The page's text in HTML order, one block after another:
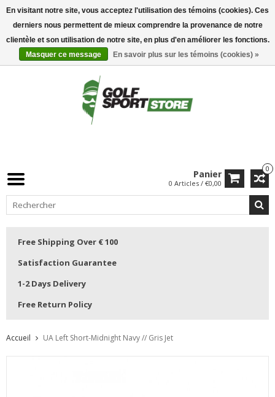
0
Panier
0 Articles / €0,00
Free Shipping Over € 100
Satisfaction Guarantee
1-2 Days Delivery
Free Return Policy
Accueil UA Left Short-Midnight Navy // Gris Jet
En visitant notre site, vous acceptez l'utilisation des témoins (cookies). Ces
derniers nous permettent de mieux comprendre la provenance de notre
clientèle et son utilisation de notre site, en plus d'en améliorer les fonctions.
Masquer ce message
En savoir plus sur les témoins (cookies) »